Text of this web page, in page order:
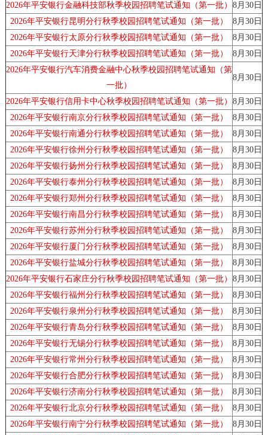
2026年平安银行金融科技部秋季校园招聘笔试通知（第一批） 8月30日
2026年平安银行昆明分行秋季校园招聘笔试通知（第一批）
8月30日
2026年平安银行太原分行秋季校园招聘笔试通知（第一批）
8月30日
2026年平安银行天津分行秋季校园招聘笔试通知（第一批）
8月30日
2026年平安银行汽车消费金融中心秋季校园招聘笔试通知（第
一批）
8月30日
2026年平安银行信用卡中心秋季校园招聘笔试通知（第一批） 8月30日
2026年平安银行南京分行秋季校园招聘笔试通知（第一批）
8月30日
2026年平安银行南通分行秋季校园招聘笔试通知（第一批）
8月30日
2026年平安银行徐州分行秋季校园招聘笔试通知（第一批）
8月30日
2026年平安银行扬州分行秋季校园招聘笔试通知（第一批）
8月30日
2026年平安银行泰州分行秋季校园招聘笔试通知（第一批）
8月30日
2026年平安银行郑州分行秋季校园招聘笔试通知（第一批）
8月30日
2026年平安银行南昌分行秋季校园招聘笔试通知（第一批）
8月30日
2026年平安银行苏州分行秋季校园招聘笔试通知（第一批）
8月30日
2026年平安银行厦门分行秋季校园招聘笔试通知（第一批）
8月30日
2026年平安银行盐城分行秋季校园招聘笔试通知（第一批）
8月30日
2026年平安银行石家庄分行秋季校园招聘笔试通知（第一批） 8月30日
2026年平安银行福州分行秋季校园招聘笔试通知（第一批）
8月30日
2026年平安银行泉州分行秋季校园招聘笔试通知（第一批）
8月30日
2026年平安银行青岛分行秋季校园招聘笔试通知（第一批）
8月30日
2026年平安银行无锡分行秋季校园招聘笔试通知（第一批）
8月30日
2026年平安银行常州分行秋季校园招聘笔试通知（第一批）
8月30日
2026年平安银行合肥分行秋季校园招聘笔试通知（第一批）
8月30日
2026年平安银行济南分行秋季校园招聘笔试通知（第一批）
8月30日
2026年平安银行北京分行秋季校园招聘笔试通知（第一批）
8月30日
2026年平安银行南宁分行秋季校园招聘笔试通知（第一批）
8月30日